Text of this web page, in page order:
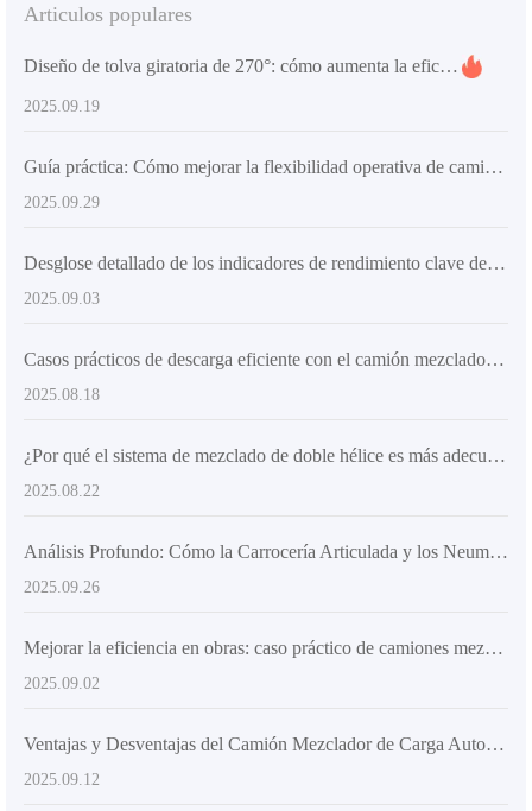
Articulos populares
Diseño de tolva giratoria de 270°: cómo aumenta la eficiencia en la colocación de concreto
2025.09.19
Guía práctica: Cómo mejorar la flexibilidad operativa de camiones hormigonera mediante chasis articulado y neumáticos para ingeniería
2025.09.29
Desglose detallado de los indicadores de rendimiento clave de equipos de mezcla de concreto y requisitos de certificación de calidad para el mercado de exportación
2025.09.03
Casos prácticos de descarga eficiente con el camión mezclador AIMIX AS-4.0 en obras de construcción y carreteras medianas
2025.08.18
¿Por qué el sistema de mezclado de doble hélice es más adecuado para las necesidades de mezclado de concreto de alta resistencia? - Compartición de conocimientos prácticos de la industria
2025.08.22
Análisis Profundo: Cómo la Carrocería Articulada y los Neumáticos de Ingeniería Mejoran la Flexibilidad de los Camiones Mecanizados
2025.09.26
Mejorar la eficiencia en obras: caso práctico de camiones mezcladores autónomos en proyectos grandes y medianos
2025.09.02
Ventajas y Desventajas del Camión Mezclador de Carga Automática frente al Camión Mezclador Tradicional
2025.09.12